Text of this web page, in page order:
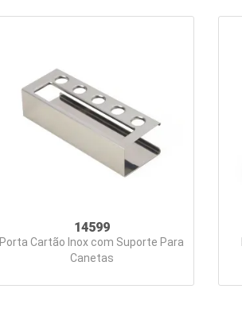
14599
Porta Cartão Inox com Suporte Para
Canetas